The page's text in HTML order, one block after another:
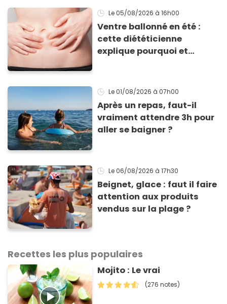
Le 05/08/2026 à 16h00
Ventre ballonné en été :
cette diététicienne
explique pourquoi et
Le 01/08/2026 à 07h00
Après un repas, faut-il
vraiment attendre 3h pour
aller se baigner ?
Le 06/08/2026 à 17h30
Beignet, glace : faut il faire
attention aux produits
vendus sur la plage ?
Recettes les plus populaires
Mojito : Le vrai
(276 notes)